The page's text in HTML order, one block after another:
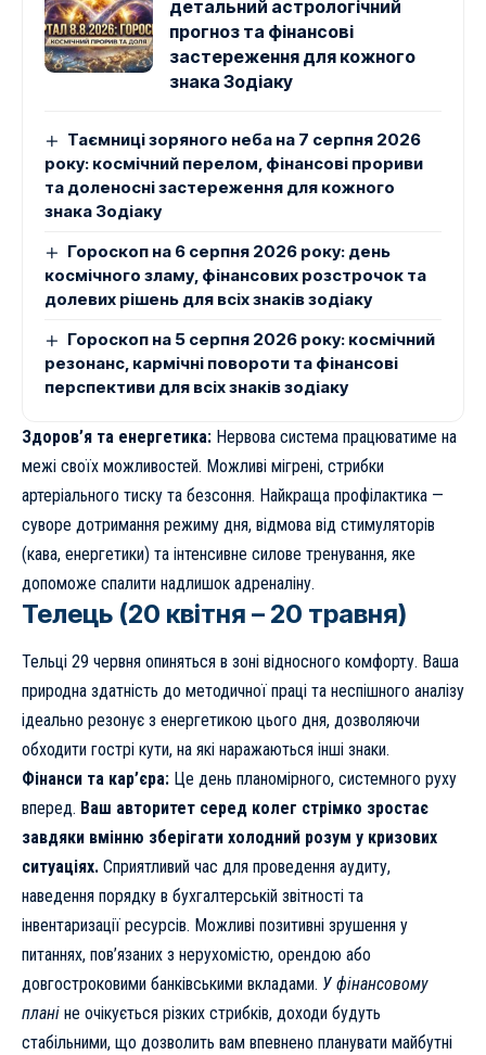
детальний астрологічний
прогноз та фінансові
застереження для кожного
знака Зодіаку
Таємниці зоряного неба на 7 серпня 2026
року: космічний перелом, фінансові прориви
та доленосні застереження для кожного
знака Зодіаку
Гороскоп на 6 серпня 2026 року: день
космічного зламу, фінансових розстрочок та
долевих рішень для всіх знаків зодіаку
Гороскоп на 5 серпня 2026 року: космічний
резонанс, кармічні повороти та фінансові
перспективи для всіх знаків зодіаку
Здоров’я та енергетика: Нервова система працюватиме на
межі своїх можливостей. Можливі мігрені, стрибки
артеріального тиску та безсоння. Найкраща профілактика —
суворе дотримання режиму дня, відмова від стимуляторів
(кава, енергетики) та інтенсивне силове тренування, яке
допоможе спалити надлишок адреналіну.
Телець (20 квітня – 20 травня)
Тельці 29 червня опиняться в зоні відносного комфорту. Ваша
природна здатність до методичної праці та неспішного аналізу
ідеально резонує з енергетикою цього дня, дозволяючи
обходити гострі кути, на які наражаються інші знаки.
Фінанси та кар’єра: Це день планомірного, системного руху
вперед. Ваш авторитет серед колег стрімко зростає
завдяки вмінню зберігати холодний розум у кризових
ситуаціях. Сприятливий час для проведення аудиту,
наведення порядку в бухгалтерській звітності та
інвентаризації ресурсів. Можливі позитивні зрушення у
питаннях, пов’язаних з нерухомістю, орендою або
довгостроковими банківськими вкладами. У фінансовому
плані не очікується різких стрибків, доходи будуть
стабільними, що дозволить вам впевнено планувати майбутні